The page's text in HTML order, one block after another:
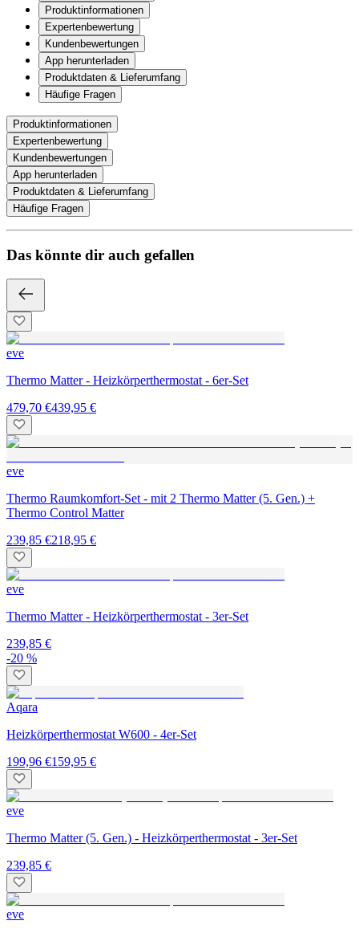
Produktinformationen
Expertenbewertung
Kundenbewertungen
App herunterladen
Produktdaten & Lieferumfang
Häufige Fragen
Produktinformationen
Expertenbewertung
Kundenbewertungen
App herunterladen
Produktdaten & Lieferumfang
Häufige Fragen
Das könnte dir auch gefallen
eve
Thermo Matter - Heizkörperthermostat - 6er-Set
479,70 €439,95 €
eve
Thermo Raumkomfort-Set - mit 2 Thermo Matter (5. Gen.) +
Thermo Control Matter
239,85 €218,95 €
eve
Thermo Matter - Heizkörperthermostat - 3er-Set
239,85 €
-20 %
Aqara
Heizkörperthermostat W600 - 4er-Set
199,96 €159,95 €
eve
Thermo Matter (5. Gen.) - Heizkörperthermostat - 3er-Set
239,85 €
eve